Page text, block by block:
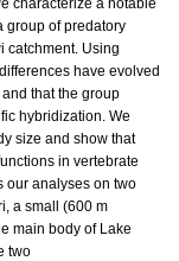
group of predatory
catchment. Using
have evolved
that the group
hybridization. We
size and show that
in vertebrate
our analyses on two
a small (600 m
main body of Lake
two